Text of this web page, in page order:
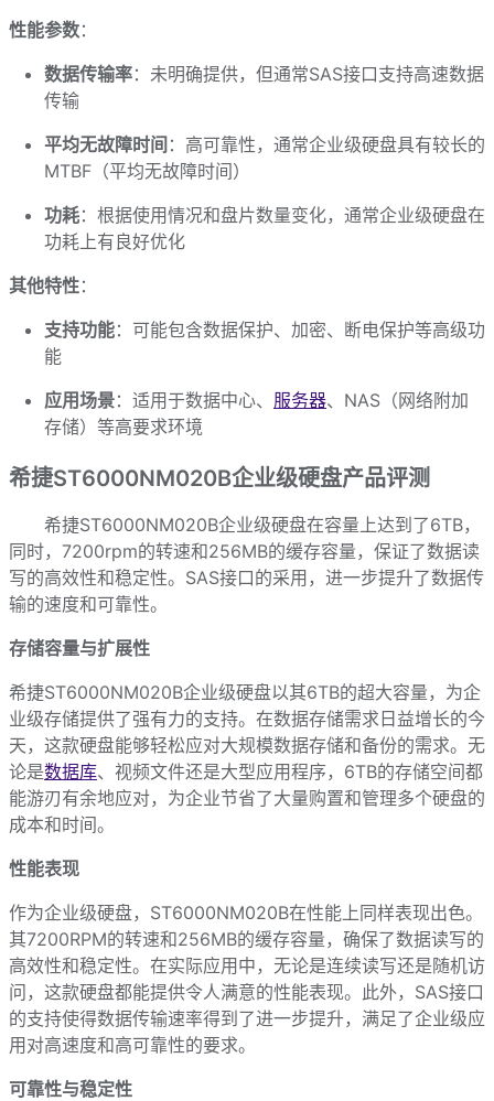
性能参数：
数据传输率：未明确提供，但通常SAS接口支持高速数据
传输
平均无故障时间 ：高可靠性，通常企业级硬盘具有较长的
MTBF（平均无故障时间）
功耗：根据使用情况和盘片数量变化，通常企业级硬盘在
功耗上有良好优化
其他特性：
支持功能：可能包含数据保护、加密、断电保护等高级功
能
应用场景：适用于数据中心、 服务器、NAS（网络附加
存储）等高要求环境
希捷ST6000NM020B企业级硬盘产品评测
希捷ST6000NM020B企业级硬盘在容量上达到了6TB，
同时，7200rpm的转速和256MB的缓存容量，保证了数据读
写的高效性和稳定性。SAS接口的采用，进一步提升了数据传
输的速度和可靠性。
存储容量与扩展性
希捷ST6000NM020B企业级硬盘以其6TB的超大容量，为企
业级存储提供了强有力的支持。在数据存储需求日益增长的今
天，这款硬盘能够轻松应对大规模数据存储和备份的需求。无
论是数据库、视频文件还是大型应用程序，6TB的存储空间都
能游刃有余地应对，为企业节省了大量购置和管理多个硬盘的
成本和时间。
性能表现
作为企业级硬盘，ST6000NM020B在性能上同样表现出色。
其7200RPM的转速和256MB的缓存容量，确保了数据读写的
高效性和稳定性。在实际应用中，无论是连续读写还是随机访
问，这款硬盘都能提供令人满意的性能表现。此外，SAS接口
的支持使得数据传输速率得到了进一步提升，满足了企业级应
用对高速度和高可靠性的要求。
可靠性与稳定性